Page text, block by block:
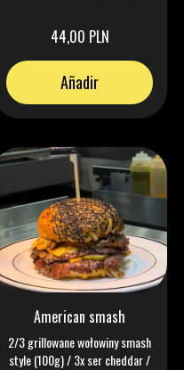
rukola
44,00 PLN
Añadir
American smash
2/3 grillowane wołowiny smash
style (100g) / 3x ser cheddar /